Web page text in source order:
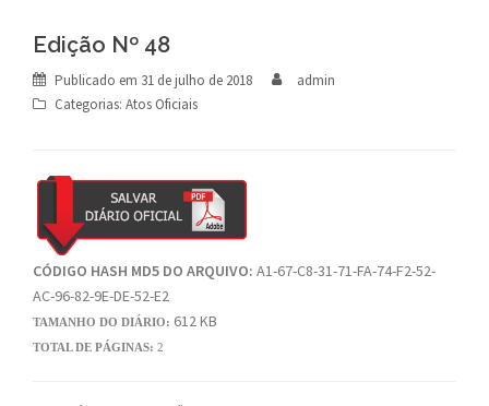
Edição Nº 48
Publicado em 31 de julho de 2018
admin
Categorias: Atos Oficiais
CÓDIGO HASH MD5 DO ARQUIVO: A1-67-C8-31-71-FA-74-F2-52-
AC-96-82-9E-DE-52-E2
TAMANHO DO DIÁRIO: 612 KB
TOTAL DE PÁGINAS: 2